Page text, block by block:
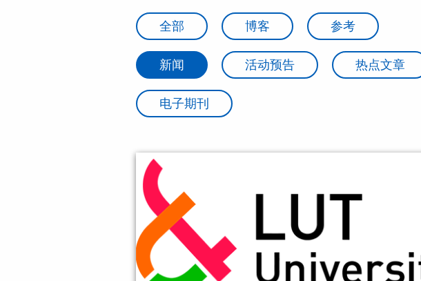
全部 博客 参考
新闻 活动预告 热点文章
电子期刊